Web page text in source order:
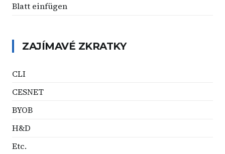
Blatt einfügen
ZAJÍMAVÉ ZKRATKY
CLI
CESNET
BYOB
H&D
Etc.